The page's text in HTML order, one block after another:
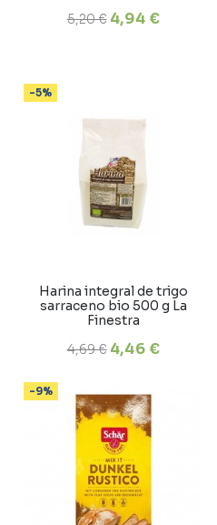
5,20 € 4,94 €
-5%
Harina integral de trigo
sarraceno bio 500 g La
Finestra
4,69 € 4,46 €
-9%